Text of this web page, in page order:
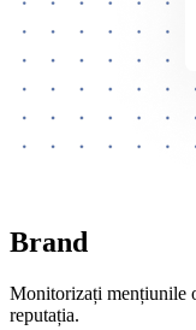
Brand
Monitorizați mențiunile
reputația.